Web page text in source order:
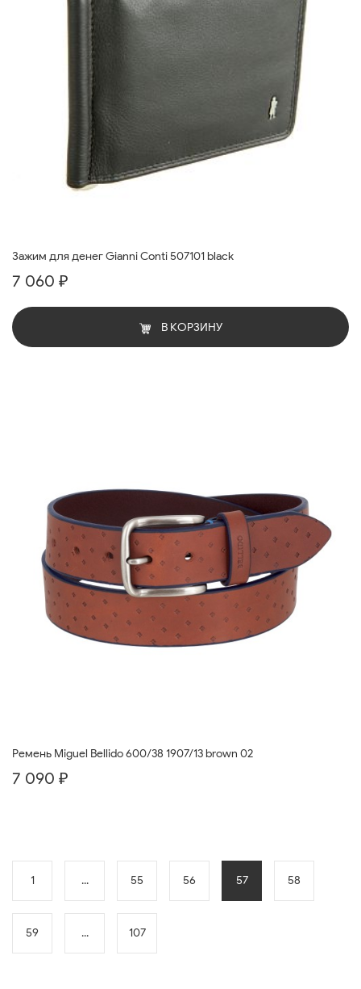
Зажим для денег Gianni Conti 507101 black
7 060 ₽
В КОРЗИНУ
Ремень Miguel Bellido 600/38 1907/13 brown 02
7 090 ₽
1 ... 55 56 57 58
59 ... 107